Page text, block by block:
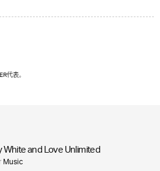
代表。
and Love Unlimited
Music